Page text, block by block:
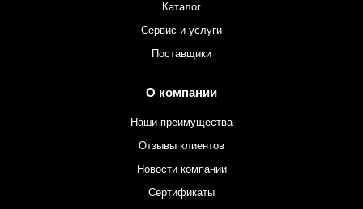
Каталог
Сервис и услуги
Поставщики
О компании
Наши преимущества
Отзывы клиентов
Новости компании
Сертификаты